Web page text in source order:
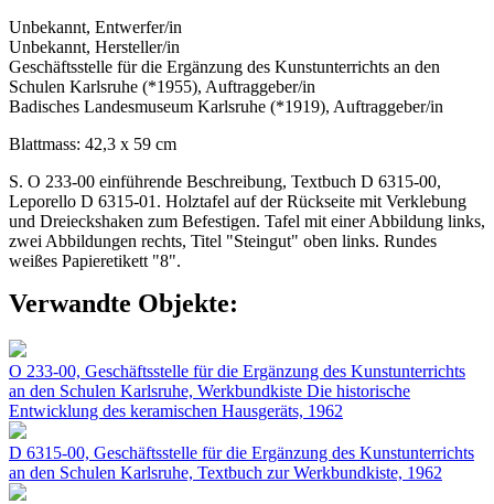
Unbekannt, Entwerfer/in
Unbekannt, Hersteller/in
Geschäftsstelle für die Ergänzung des Kunstunterrichts an den
Schulen Karlsruhe (*1955), Auftraggeber/in
Badisches Landesmuseum Karlsruhe (*1919), Auftraggeber/in
Blattmass: 42,3 x 59 cm
S. O 233-00 einführende Beschreibung, Textbuch D 6315-00,
Leporello D 6315-01. Holztafel auf der Rückseite mit Verklebung
und Dreieckshaken zum Befestigen. Tafel mit einer Abbildung links,
zwei Abbildungen rechts, Titel "Steingut" oben links. Rundes
weißes Papieretikett "8".
Verwandte Objekte:
O 233-00, Geschäftsstelle für die Ergänzung des Kunstunterrichts
an den Schulen Karlsruhe, Werkbundkiste Die historische
Entwicklung des keramischen Hausgeräts, 1962
D 6315-00, Geschäftsstelle für die Ergänzung des Kunstunterrichts
an den Schulen Karlsruhe, Textbuch zur Werkbundkiste, 1962